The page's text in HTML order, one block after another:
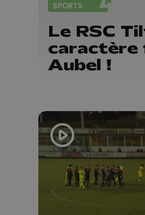
SPORTS
Le RSC
caractère
Aubel !